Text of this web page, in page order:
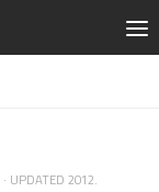
· UPDATED 2012.